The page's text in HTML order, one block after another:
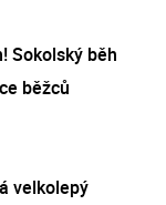
Sokolský běh
běžců
velkolepý